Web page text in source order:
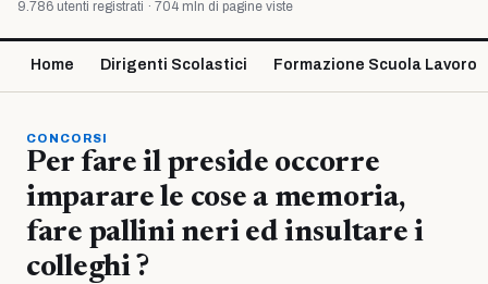
9.786 utenti registrati · 704 mln di pagine viste
Home Dirigenti Scolastici Formazione Scuola Lavoro
CONCORSI
Per fare il preside occorre
imparare le cose a memoria,
fare pallini neri ed insultare i
colleghi ?